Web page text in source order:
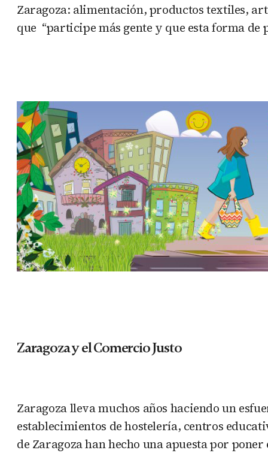
Zaragoza: alimentación, productos textiles,
que “participe más gente y que esta forma
Zaragoza y el Comercio Justo
Zaragoza lleva muchos años haciendo un
establecimientos de hostelería, centros
de Zaragoza han hecho una apuesta por